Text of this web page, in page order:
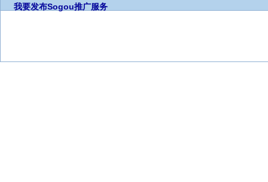
我要发布Sogou推广服务